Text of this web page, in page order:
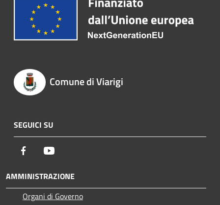
Comune di Viarigi
SEGUICI SU
Facebook
AMMINISTRAZIONE
Organi di Governo